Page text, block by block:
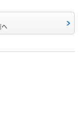
へ